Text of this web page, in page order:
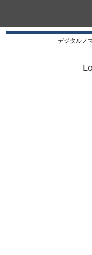
デジタルノ